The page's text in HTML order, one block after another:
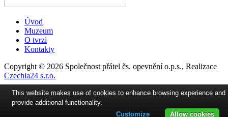
Úvod
Muzeum
O tvrzi
Kontakty
Copyright © 2026 Společnost přátel čs. opevnění o.p.s., Realizace
Czechia24 s.r.o.
This website makes use of cookies to enhance browsing experience and
provide additional functionality.
Allow cookies
Customize